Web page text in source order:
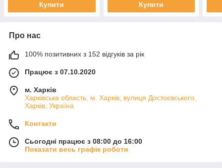
Купити Купити
Про нас
100% позитивних з 152 відгуків за рік
Працює з 07.10.2020
м. Харків
Харківська область, м. Харків, вулиця Достоєвського,
Харків, Україна
Контакти
Сьогодні працює з 08:00 до 16:00
Показати весь графік роботи